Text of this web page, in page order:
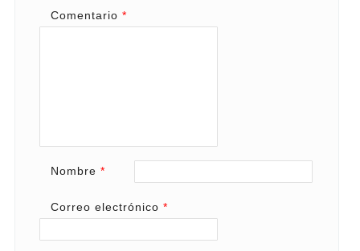
Comentario *
Nombre *
Correo electrónico *